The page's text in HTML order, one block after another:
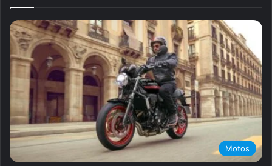
Motos